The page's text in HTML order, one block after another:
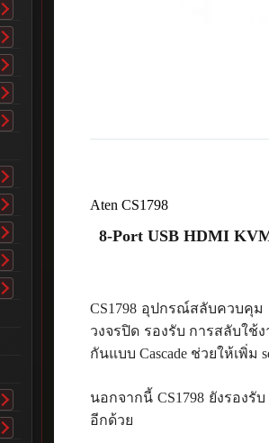
Aten CS1798
8-Port USB HDMI
CS1798 อุปกรณ์สลับควบคุม
วงจรปิด รองรับ การสลับใช้ง
กันแบบ Cascade ช่วยให้เพิ่
นอกจากนี้ CS1798 ยังรองรั
อีกด้วย
Toggle
submenu
Toggle
submenu
Toggle
submenu
Toggle
submenu
Toggle
Toggle
submenu
Toggle
submenu
Toggle
submenu
Toggle
submenu
Toggle
Toggle
submenu
Toggle